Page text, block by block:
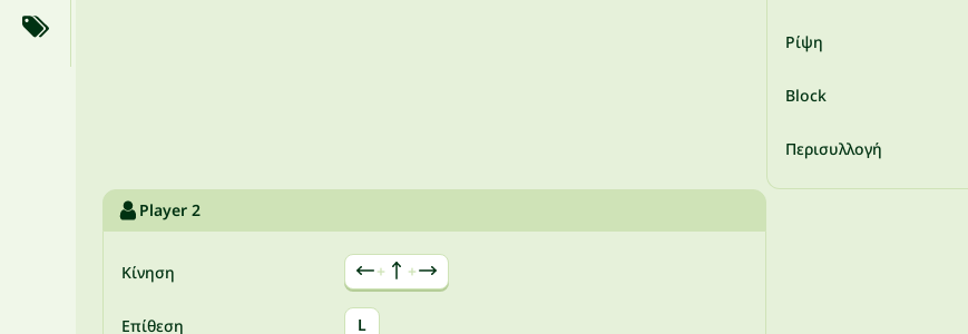
Ρίψη
Block
Περισυλλογή
Player 2
Κίνηση + +
Επίθεση L